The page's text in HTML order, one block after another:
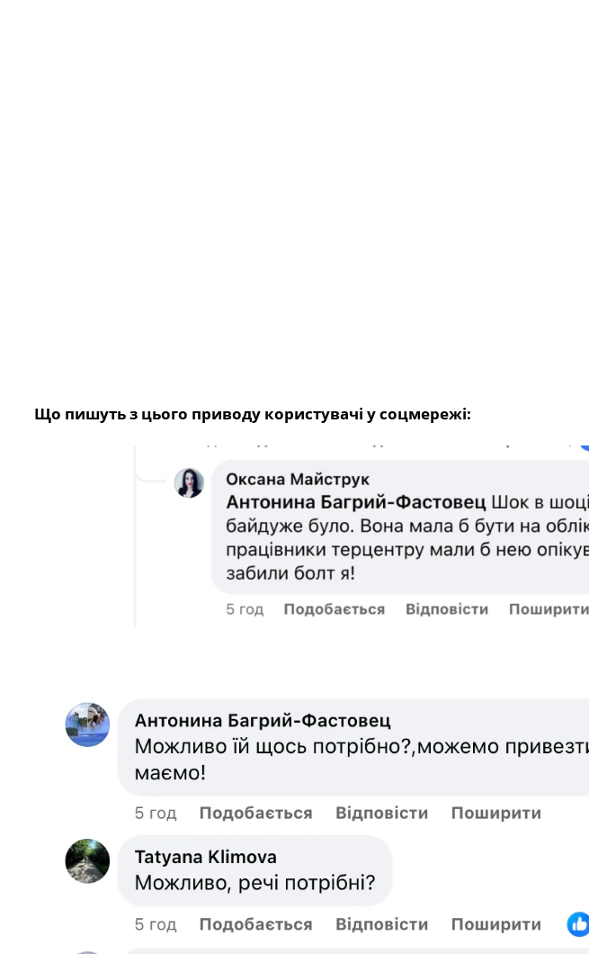
Що пишуть з цього приводу користувачі у соцмережі: